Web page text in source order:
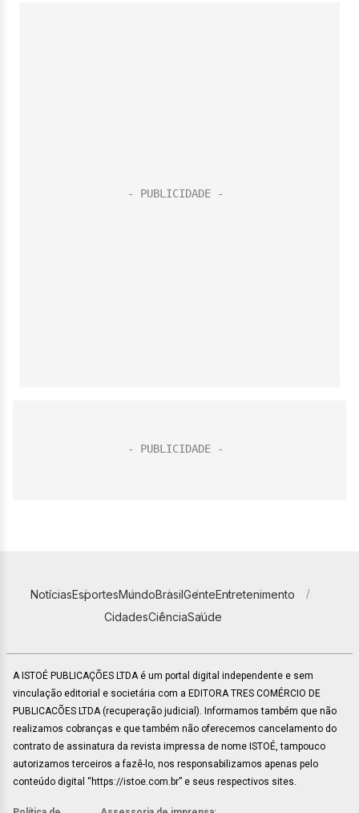
NotíciasEsportesMundoBrasilGenteEntretenimento
CidadesCiênciaSaúde
A ISTOÉ PUBLICAÇÕES LTDA é um portal digital independente e sem
vinculação editorial e societária com a EDITORA TRES COMÉRCIO DE
PUBLICACÕES LTDA (recuperação judicial). Informamos também que não
realizamos cobranças e que também não oferecemos cancelamento do
contrato de assinatura da revista impressa de nome ISTOÉ, tampouco
autorizamos terceiros a fazê-lo, nos responsabilizamos apenas pelo
conteúdo digital “https://istoe.com.br” e seus respectivos sites.